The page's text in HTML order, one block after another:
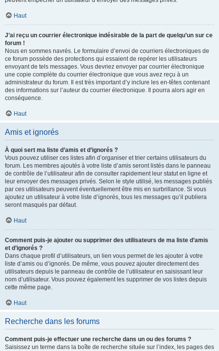
Haut
J’ai reçu un courrier électronique indésirable de la part de quelqu’un sur ce
forum !
Nous en sommes navrés. Le formulaire d’envoi de courriers électroniques de
ce forum possède des protections qui essaient de repérer les utilisateurs
envoyant de tels messages. Vous devriez envoyer par courrier électronique
une copie complète du courrier électronique que vous avez reçu à un
administrateur du forum. Il est très important d’y inclure les en-têtes contenant
des informations sur l’auteur du courrier électronique. Il pourra alors agir en
conséquence.
Haut
Amis et ignorés
À quoi sert ma liste d’amis et d’ignorés ?
Vous pouvez utiliser ces listes afin d’organiser et trier certains utilisateurs du
forum. Les membres ajoutés à votre liste d’amis seront listés dans le panneau
de contrôle de l’utilisateur afin de consulter rapidement leur statut en ligne et
leur envoyer des messages privés. Selon le style utilisé, les messages publiés
par ces utilisateurs peuvent éventuellement être mis en surbrillance. Si vous
ajoutez un utilisateur à votre liste d’ignorés, tous les messages qu’il publiera
seront masqués par défaut.
Haut
Comment puis-je ajouter ou supprimer des utilisateurs de ma liste d’amis
et d’ignorés ?
Dans chaque profil d’utilisateurs, un lien vous permet de les ajouter à votre
liste d’amis ou d’ignorés. De même, vous pouvez ajouter directement des
utilisateurs depuis le panneau de contrôle de l’utilisateur en saisissant leur
nom d’utilisateur. Vous pouvez également les supprimer de vos listes depuis
cette même page.
Haut
Recherche dans les forums
Comment puis-je effectuer une recherche dans un ou des forums ?
Saisissez un terme dans la boîte de recherche située sur l’index, les pages des